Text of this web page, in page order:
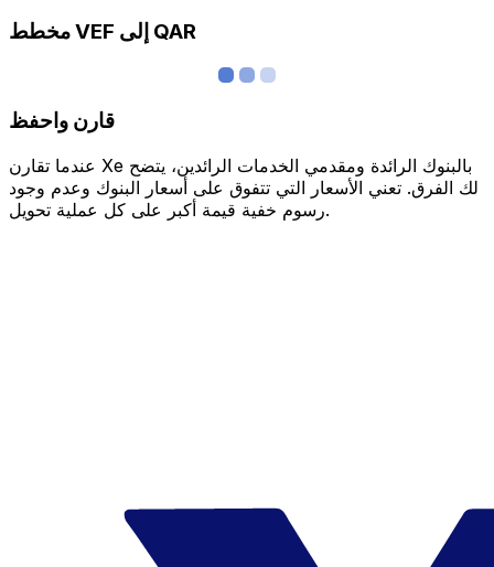
مخطط VEF إلى QAR
قارن واحفظ
عندما تقارن Xe بالبنوك الرائدة ومقدمي الخدمات الرائدين، يتضح
لك الفرق. تعني الأسعار التي تتفوق على أسعار البنوك وعدم وجود
رسوم خفية قيمة أكبر على كل عملية تحويل.